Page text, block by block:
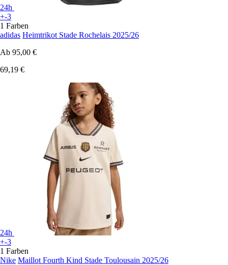
24h
+-3
1 Farben
adidas Heimtrikot Stade Rochelais 2025/26
Ab 95,00 €
69,19 €
24h
+-3
1 Farben
Nike Maillot Fourth Kind Stade Toulousain 2025/26